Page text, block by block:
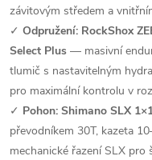
závitovým středem a
✓ Odpružení: RockShox
Select Plus — masivní
tlumič s nastavitelným
pro maximální kontrolu v
✓ Pohon: Shimano SLX
převodníkem 30T, kazeta
mechanické řazení SLX